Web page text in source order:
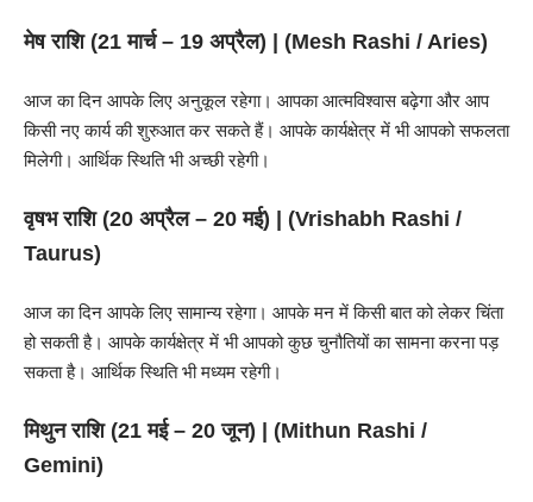
मेष राशि (21 मार्च – 19 अप्रैल) | (Mesh Rashi / Aries)
आज का दिन आपके लिए अनुकूल रहेगा। आपका आत्मविश्वास बढ़ेगा और आप
किसी नए कार्य की शुरुआत कर सकते हैं। आपके कार्यक्षेत्र में भी आपको सफलता
मिलेगी। आर्थिक स्थिति भी अच्छी रहेगी।
वृषभ राशि (20 अप्रैल – 20 मई) | (Vrishabh Rashi /
Taurus)
आज का दिन आपके लिए सामान्य रहेगा। आपके मन में किसी बात को लेकर चिंता
हो सकती है। आपके कार्यक्षेत्र में भी आपको कुछ चुनौतियों का सामना करना पड़
सकता है। आर्थिक स्थिति भी मध्यम रहेगी।
मिथुन राशि (21 मई – 20 जून) | (Mithun Rashi /
Gemini)